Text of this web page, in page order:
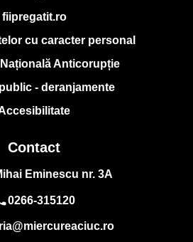
fiipregatit.ro
cu caracter personal
Anticorupție
public - deranjamente
Contact
Eminescu nr. 3A
0266-315120